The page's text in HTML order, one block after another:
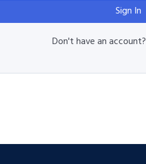
Sign In
Don't have an account?